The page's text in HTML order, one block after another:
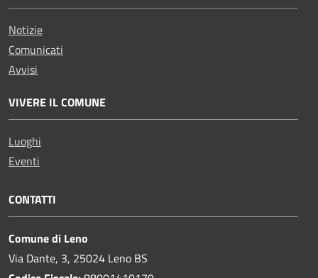
Notizie
Comunicati
Avvisi
VIVERE IL COMUNE
Luoghi
Eventi
CONTATTI
Comune di Leno
Via Dante, 3, 25024 Leno BS